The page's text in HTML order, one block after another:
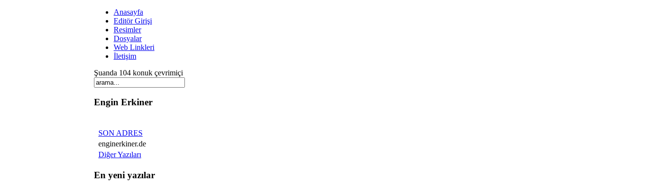
Anasayfa
Editör Girişi
Resimler
Dosyalar
Web Linkleri
İletişim
Şuanda 104 konuk çevrimiçi
Engin Erkiner
SON ADRES
enginerkiner.de
Diğer Yazıları
En yeni yazılar